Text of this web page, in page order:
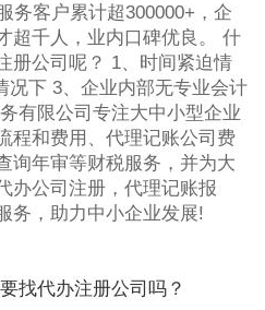
务客户累计超300000+，企
超千人，业内口碑优良。 什
册公司呢？ 1、时间紧迫情
况下 3、企业内部无专业会计
有限公司专注大中小型企业
程和费用、代理记账公司费
询年审等财税服务，并为大
办公司注册，代理记账报
务，助力中小企业发展!
找代办注册公司吗？